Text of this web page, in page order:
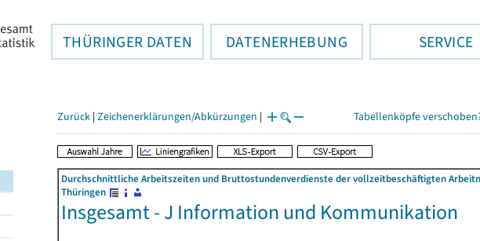
THÜRINGER DATEN DATENERHEBUNG SERVICE
Zurück | Zeichenerklärungen/Abkürzungen | Tabellenköpfe
Durchschnittliche Arbeitszeiten und Bruttostundenverdienste der vollzeitbeschäftigten
Thüringen
Insgesamt - J Information und Kommunikation